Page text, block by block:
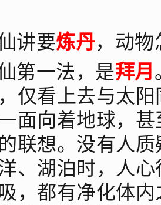
讲要炼丹，动
第一法，是拜月
仅看上去与太
面向着地球，
联想。没有人
、湖泊时，人
，都有净化体